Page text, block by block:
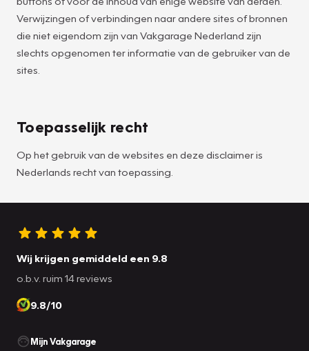
Verwijzingen of verbindingen naar andere sites of bronnen
die niet eigendom zijn van Vakgarage Nederland zijn
slechts opgenomen ter informatie van de gebruiker van de
sites.
Toepasselijk recht
Op het gebruik van de websites en deze disclaimer is
Nederlands recht van toepassing.
Wij krijgen gemiddeld een 9.8
o.b.v. ruim 14 reviews
9.8/10
Mijn Vakgarage